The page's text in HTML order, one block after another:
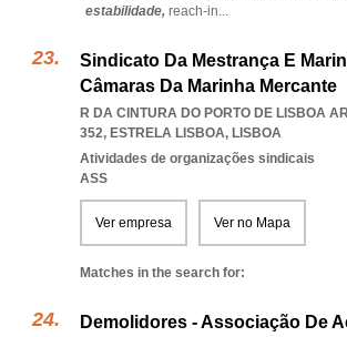
estabilidade, reach-in...
Sindicato Da Mestrança E
Câmaras Da Marinha Mercante
R DA CINTURA DO PORTO DE LISBOA
352, ESTRELA LISBOA, LISBOA
Atividades de organizações sindicais
ASS
Ver empresa Ver no Mapa
Matches in the search for:
Demolidores - Associação De